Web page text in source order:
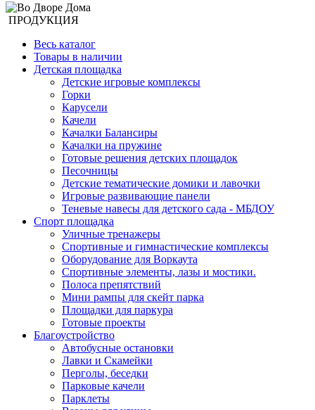
ПРОДУКЦИЯ
Весь каталог
Товары в наличии
Детская площадка
Детские игровые комплексы
Горки
Карусели
Качели
Качалки Балансиры
Качалки на пружине
Готовые решения детских площадок
Песочницы
Детские тематические домики и лавочки
Игровые развивающие панели
Теневые навесы для детского сада - МБДОУ
Спорт площадка
Уличные тренажеры
Спортивные и гимнастические комплексы
Оборудование для Воркаута
Спортивные элементы, лазы и мостики.
Полоса препятствий
Мини рампы для скейт парка
Площадки для паркура
Готовые проекты
Благоустройство
Автобусные остановки
Лавки и Скамейки
Перголы, беседки
Парковые качели
Парклеты